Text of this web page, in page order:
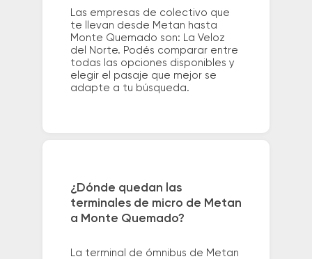
Las empresas de colectivo que
te llevan desde Metan hasta
Monte Quemado son: La Veloz
del Norte. Podés comparar entre
todas las opciones disponibles y
elegir el pasaje que mejor se
adapte a tu búsqueda.
¿Dónde quedan las
terminales de micro de Metan
a Monte Quemado?
La terminal de ómnibus de Metan